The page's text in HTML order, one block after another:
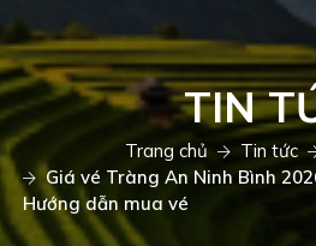
TIN
Trang chủ Tin tức
Giá vé Tràng An Ninh Bình
Hướng dẫn mua vé